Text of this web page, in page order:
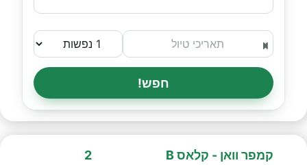
חפש!
קמפר וואן - קלאס B 2